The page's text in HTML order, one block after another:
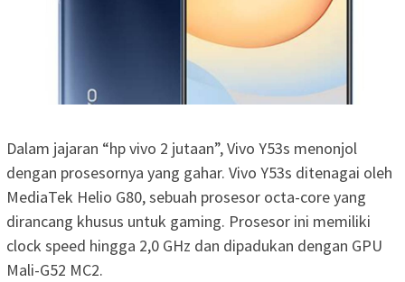
Dalam jajaran “hp vivo 2 jutaan”, Vivo Y53s menonjol
dengan prosesornya yang gahar. Vivo Y53s ditenagai oleh
MediaTek Helio G80, sebuah prosesor octa-core yang
dirancang khusus untuk gaming. Prosesor ini memiliki
clock speed hingga 2,0 GHz dan dipadukan dengan GPU
Mali-G52 MC2.